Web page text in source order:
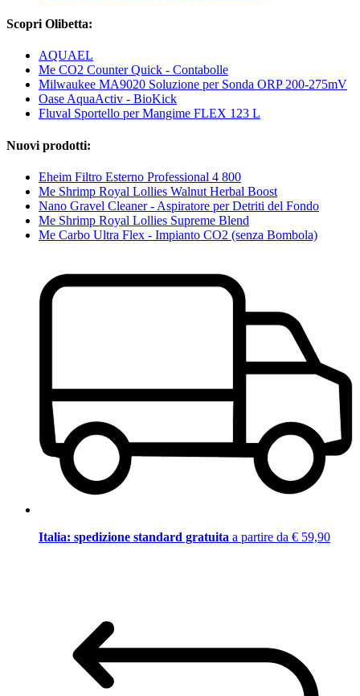
Scopri Olibetta:
AQUAEL
Me CO2 Counter Quick - Contabolle
Milwaukee MA9020 Soluzione per Sonda ORP 200-275mV
Oase AquaActiv - BioKick
Fluval Sportello per Mangime FLEX 123 L
Nuovi prodotti:
Eheim Filtro Esterno Professional 4 800
Me Shrimp Royal Lollies Walnut Herbal Boost
Nano Gravel Cleaner - Aspiratore per Detriti del Fondo
Me Shrimp Royal Lollies Supreme Blend
Me Carbo Ultra Flex - Impianto CO2 (senza Bombola)
Italia: spedizione standard gratuita a partire da € 59,90